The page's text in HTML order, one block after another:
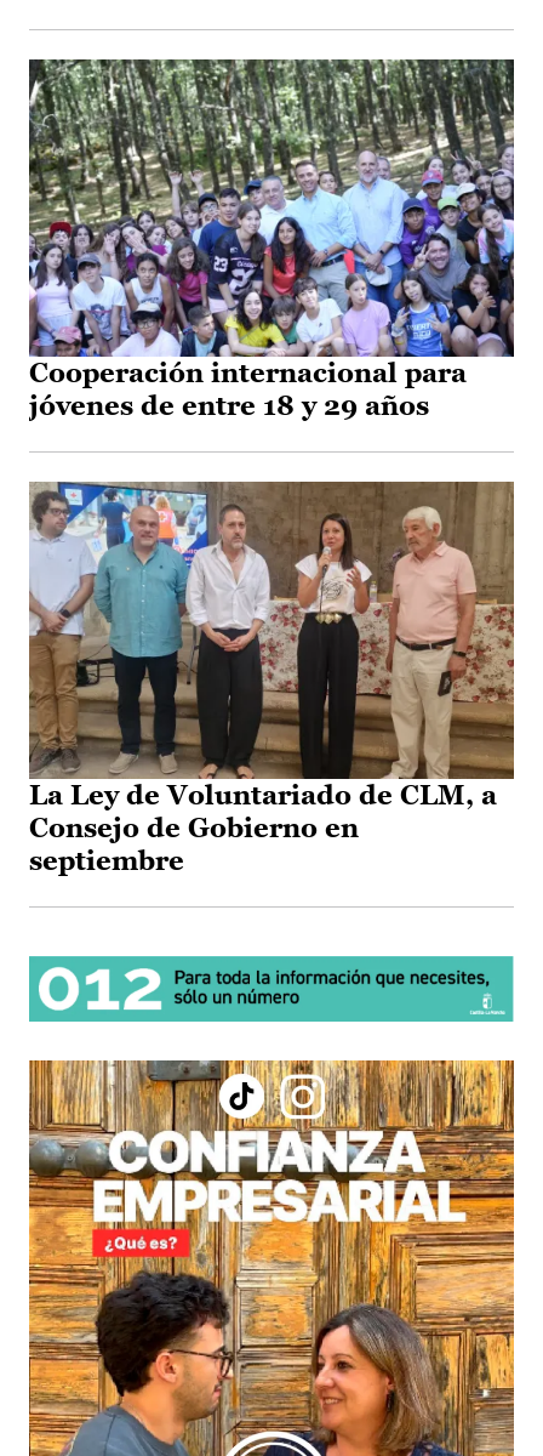
Cooperación internacional para
jóvenes de entre 18 y 29 años
La Ley de Voluntariado de CLM, a
Consejo de Gobierno en
septiembre